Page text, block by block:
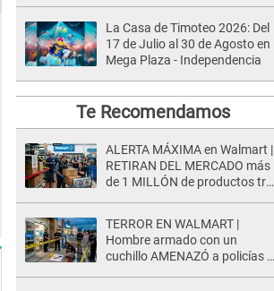
La Casa de Timoteo 2026: Del
17 de Julio al 30 de Agosto en
Mega Plaza - Independencia
Te Recomendamos
ALERTA MÁXIMA en Walmart |
RETIRAN DEL MERCADO más
de 1 MILLÓN de productos tras
TERROR EN WALMART |
Hombre armado con un
cuchillo AMENAZÓ a policías y